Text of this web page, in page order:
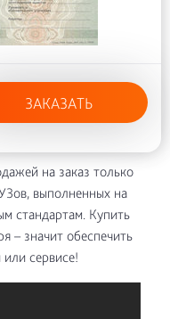
ЗАКАЗАТЬ
на заказ только
выполненных на
стандартам. Купить
– значит обеспечить
сервисе!